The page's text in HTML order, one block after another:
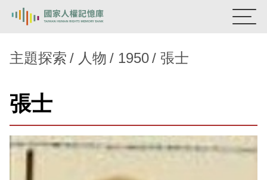
新生訓導處
主題探索
主題探索 人物 1950 張士
張士